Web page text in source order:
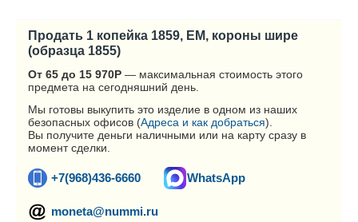
Продать 1 копейка 1859, ЕМ, короны шире
(образца 1855)
От 65 до 15 970Р — максимальная стоимость этого
предмета на сегодняшний день.
Мы готовы выкупить это изделие в одном из наших
безопасных офисов (Адреса и как добраться).
Вы получите деньги наличными или на карту сразу в
момент сделки.
+7(968)436-6660 WhatsApp
moneta@nummi.ru